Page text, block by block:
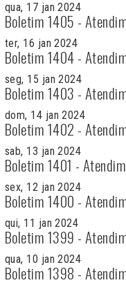
qua, 17 jan 2024
Boletim 1405 -
ter, 16 jan 2024
Boletim 1404 -
seg, 15 jan 2024
Boletim 1403 -
dom, 14 jan 2024
Boletim 1402 -
sab, 13 jan 2024
Boletim 1401 -
sex, 12 jan 2024
Boletim 1400 -
qui, 11 jan 2024
Boletim 1399 -
qua, 10 jan 2024
Boletim 1398 -